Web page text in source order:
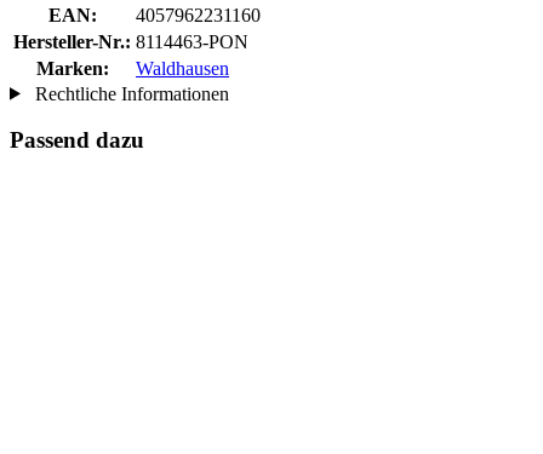
EAN:
4057962231160
Hersteller-Nr.: 8114463-PON
Marken:
Waldhausen
Rechtliche Informationen
Passend dazu